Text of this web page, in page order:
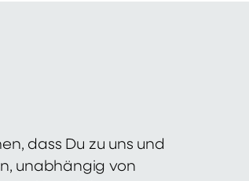
dass Du zu uns und
unabhängig von